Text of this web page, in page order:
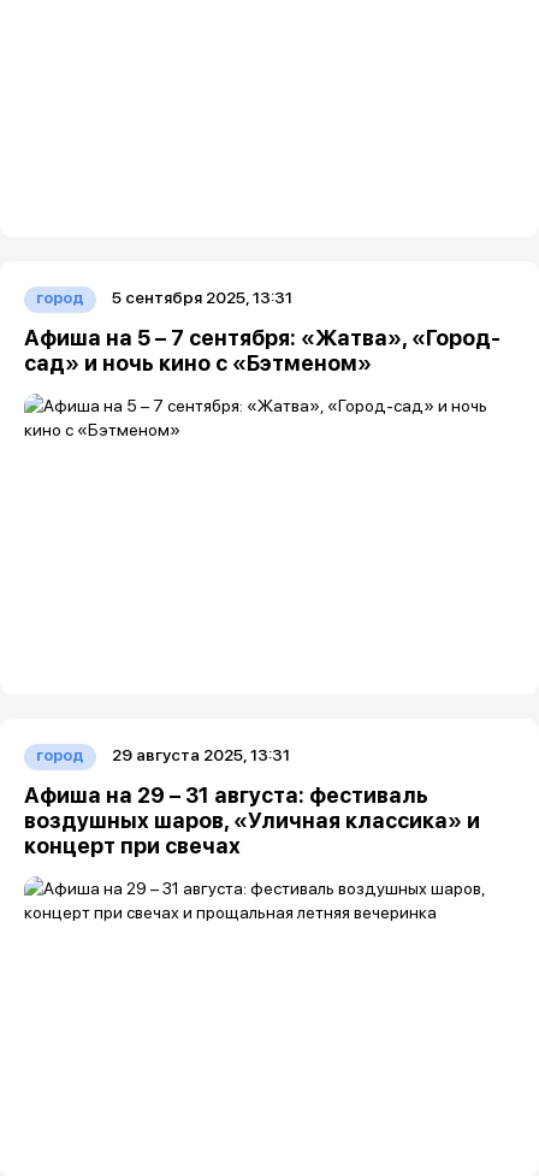
город 5 сентября 2025, 13:31
Афиша на 5 – 7 сентября: «Жатва», «Город-
сад» и ночь кино с «Бэтменом»
город 29 августа 2025, 13:31
Афиша на 29 – 31 августа: фестиваль
воздушных шаров, «Уличная классика» и
концерт при свечах